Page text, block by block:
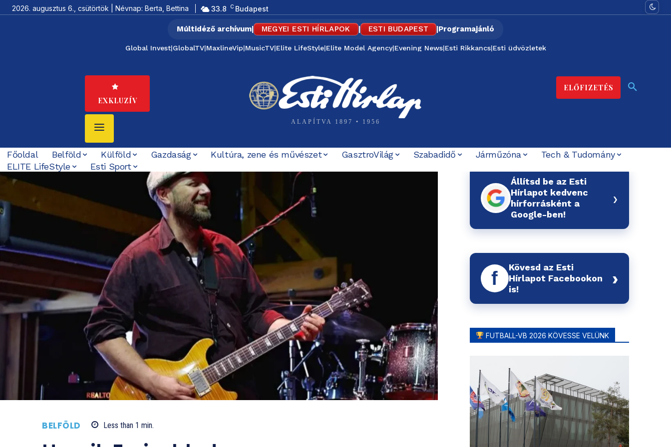
2026. augusztus 6., csütörtök | Névnap: Berta, Bettina 33.8 C Budapest
Múltidéző archívum| MEGYEI ESTI HÍRLAPOK | ESTI BUDAPEST |Programajánló
Global Invest|GlobalTV|MaxlineVip|MusicTV|Elite LifeStyle|Elite Model Agency|Evening News|Esti Rikkancs|Esti üdvözletek
EXKLUZÍV
ALAPÍTVA 1897 • 1956
ELŐFIZETÉS
Főoldal Belföld Külföld Gazdaság Kultúra, zene és művészet GasztroVilág Szabadidő Járműzóna
Tech & Tudomány
ELITE LifeStyle
Esti Sport
BELFÖLD Less than 1 min.
Állítsd be az Esti
Hírlapot kedvenc
hírforrásként a
Google-ben!
›
f
Kövesd az Esti
Hírlapot Facebookon
is!
›
FUTBALL-VB 2026 KÖVESSE VELÜNK